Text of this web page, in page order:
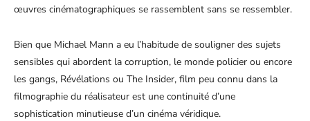
œuvres cinématographiques se rassemblent sans se ressembler.
Bien que Michael Mann a eu l’habitude de souligner des sujets
sensibles qui abordent la corruption, le monde policier ou encore
les gangs, Révélations ou The Insider, film peu connu dans la
filmographie du réalisateur est une continuité d’une
sophistication minutieuse d’un cinéma véridique.